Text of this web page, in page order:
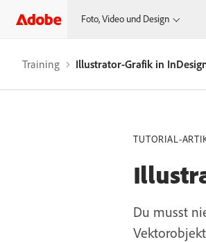
Foto, Video und Design
Training Illustrator-Grafik in
TUTORIAL-
Du musst